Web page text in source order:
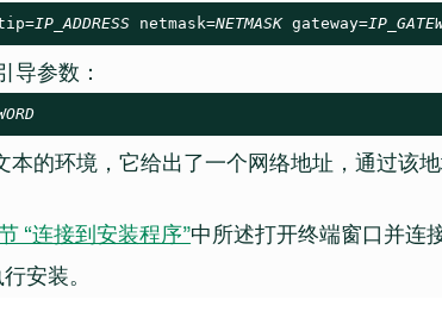
IP_ADDRESS netmask=NETMASK gateway=
导参数：
的环境，它给出了一个网络地址，通过该
“连接到安装程序”中所述打开终端窗口并连
安装。